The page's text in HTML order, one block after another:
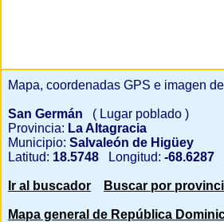
Mapa, coordenadas GPS e imagen
San Germán
( Lugar poblado )
Provincia: La Altagracia
Municipio: Salvaleón de Higüey
Latitud: 18.5748 Longitud: -68.6287
Ir al buscador Buscar por
Mapa general de República